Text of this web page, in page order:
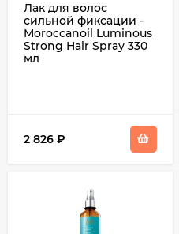
Лак для волос
cильной фиксации -
Moroccanoil Luminous
Strong Hair Spray 330
мл
2 826 ₽